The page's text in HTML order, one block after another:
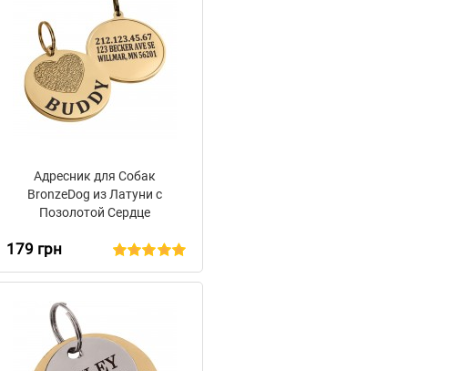
Адресник для Собак
BronzeDog из Латуни с
Позолотой Сердце
179 грн